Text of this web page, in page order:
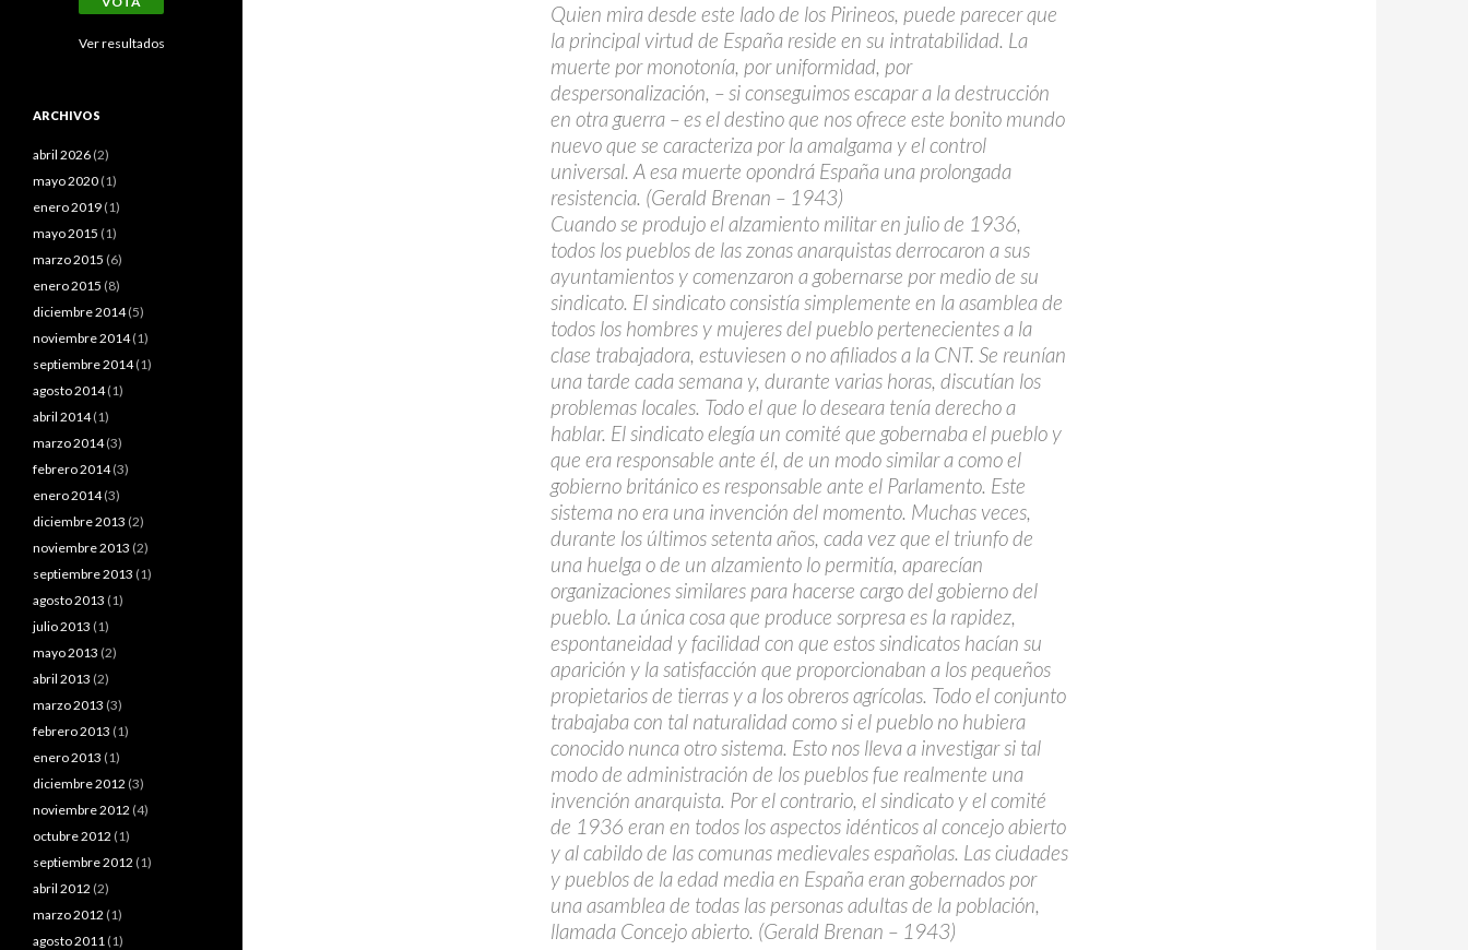
Quien mira desde este lado de los Pirineos, puede parecer que
la principal virtud de España reside en su intratabilidad. La
muerte por monotonía, por uniformidad, por
despersonalización, – si conseguimos escapar a la destrucción
en otra guerra – es el destino que nos ofrece este bonito mundo
nuevo que se caracteriza por la amalgama y el control
universal. A esa muerte opondrá España una prolongada
resistencia. (Gerald Brenan – 1943)
Cuando se produjo el alzamiento militar en julio de 1936,
todos los pueblos de las zonas anarquistas derrocaron a sus
ayuntamientos y comenzaron a gobernarse por medio de su
sindicato. El sindicato consistía simplemente en la asamblea de
todos los hombres y mujeres del pueblo pertenecientes a la
clase trabajadora, estuviesen o no afiliados a la CNT. Se reunían
una tarde cada semana y, durante varias horas, discutían los
problemas locales. Todo el que lo deseara tenía derecho a
hablar. El sindicato elegía un comité que gobernaba el pueblo y
que era responsable ante él, de un modo similar a como el
gobierno británico es responsable ante el Parlamento. Este
sistema no era una invención del momento. Muchas veces,
durante los últimos setenta años, cada vez que el triunfo de
una huelga o de un alzamiento lo permitía, aparecían
organizaciones similares para hacerse cargo del gobierno del
pueblo. La única cosa que produce sorpresa es la rapidez,
espontaneidad y facilidad con que estos sindicatos hacían su
aparición y la satisfacción que proporcionaban a los pequeños
propietarios de tierras y a los obreros agrícolas. Todo el conjunto
trabajaba con tal naturalidad como si el pueblo no hubiera
conocido nunca otro sistema. Esto nos lleva a investigar si tal
modo de administración de los pueblos fue realmente una
invención anarquista. Por el contrario, el sindicato y el comité
de 1936 eran en todos los aspectos idénticos al concejo abierto
y al cabildo de las comunas medievales españolas. Las ciudades
y pueblos de la edad media en España eran gobernados por
una asamblea de todas las personas adultas de la población,
llamada Concejo abierto. (Gerald Brenan – 1943)
Ver resultados
ARCHIVOS
abril 2026 (2)
mayo 2020 (1)
enero 2019 (1)
mayo 2015 (1)
marzo 2015 (6)
enero 2015 (8)
diciembre 2014(5)
noviembre 2014(1)
septiembre 2014(1)
agosto 2014(1)
abril 2014(1)
marzo 2014(3)
febrero 2014(3)
enero 2014(3)
diciembre 2013 (2)
noviembre 2013 (2)
septiembre 2013 (1)
agosto 2013 (1)
julio 2013 (1)
mayo 2013 (2)
abril 2013 (2)
marzo 2013 (3)
febrero 2013 (1)
enero 2013 (1)
diciembre 2012 (3)
noviembre 2012 (4)
octubre 2012 (1)
septiembre 2012 (1)
abril 2012 (2)
marzo 2012 (1)
agosto 2011 (1)